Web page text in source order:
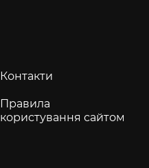
Контакти
Правила
користування сайтом